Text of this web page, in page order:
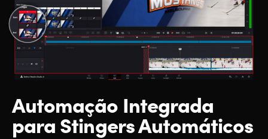
Automação Integrada
para Stingers Automáticos